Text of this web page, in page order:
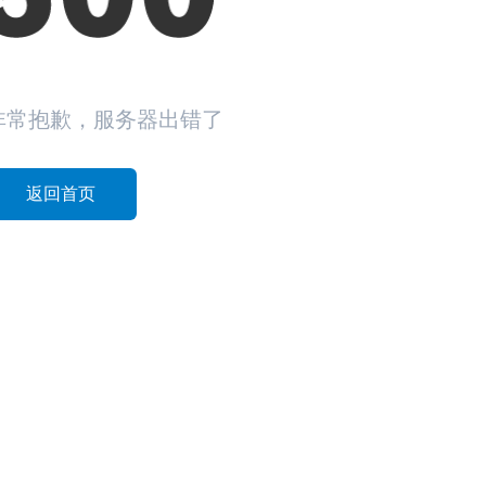
常抱歉，服务器出错了
返回首页